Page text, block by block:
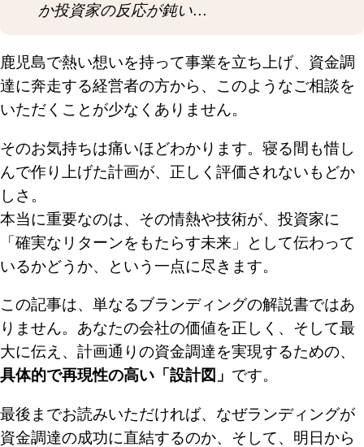
か投資家の反応が鈍い…
鹿児島で熱い想いを持って事業を立ち上げ、資金調
達に奔走する経営者の方から、このようなご相談を
いただくことが少なくありません。
そのお気持ちは痛いほどわかります。寝る間も惜し
んで作り上げた計画が、正しく評価されないもどか
しさ。
本当に重要なのは、その情熱や技術が、投資家に
「確実なリターンをもたらす未来」として伝わって
いるかどうか、という一点に尽きます。
この記事は、単なるブランディングの解説書ではあ
りません。あなたの会社の価値を正しく、そして最
大に伝え、計画通りの資金調達を実現するための、
具体的で再現性の高い「設計図」 です。
最後までお読みいただければ、なぜランディングが
資金調達の成功に直結するのか、そして、明日から